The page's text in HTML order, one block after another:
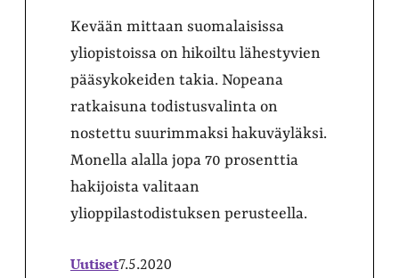
Kevään mittaan suomalaisissa
yliopistoissa on hikoiltu lähestyvien
pääsykokeiden takia. Nopeana
ratkaisuna todistusvalinta on
nostettu suurimmaksi hakuväyläksi.
Monella alalla jopa 70 prosenttia
hakijoista valitaan
ylioppilastodistuksen perusteella.
Uutiset7.5.2020